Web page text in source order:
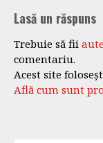
Lasă un răspuns
Trebuie să fii
comentariu.
Acest site
Află cum sunt